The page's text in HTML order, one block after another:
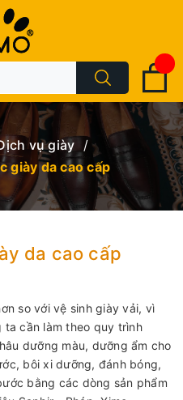
vụ giày /
giày da cao cấp
da cao cấp
so với vệ sinh giày vải, vì
cần làm theo quy trình
dưỡng màu, dưỡng ẩm cho
bôi xi dưỡng, đánh bóng,
bằng các dòng sản phẩm